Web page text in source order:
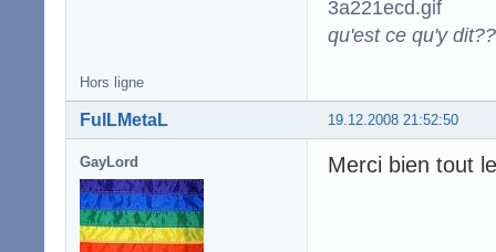
qu'est ce qu'y
Hors ligne
19.12.2008 21:52:50
FulLMetaL
GayLord Merci bien tout